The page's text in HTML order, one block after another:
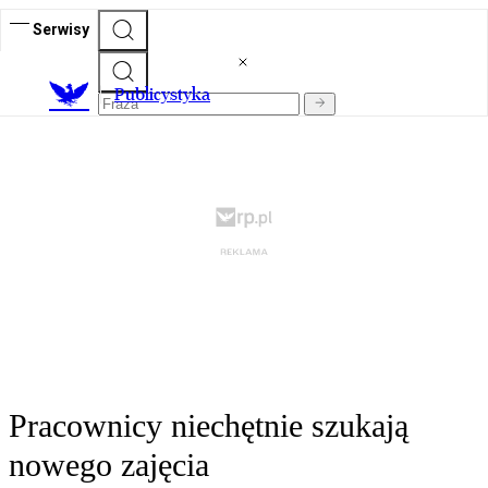
Serwisy
Publicystyka
Pracownicy niechętnie szukają
nowego zajęcia